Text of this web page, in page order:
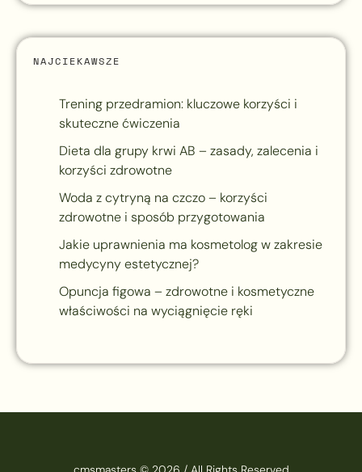
NAJCIEKAWSZE
Trening przedramion: kluczowe korzyści i
skuteczne ćwiczenia
Dieta dla grupy krwi AB – zasady, zalecenia i
korzyści zdrowotne
Woda z cytryną na czczo – korzyści
zdrowotne i sposób przygotowania
Jakie uprawnienia ma kosmetolog w zakresie
medycyny estetycznej?
Opuncja figowa – zdrowotne i kosmetyczne
właściwości na wyciągnięcie ręki